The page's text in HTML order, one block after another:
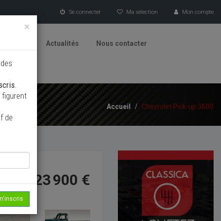
Se connecter Ma sélection Mon compte
Actualités Nous contacter
Accueil / Chevrolet Pick-up 3600
23 900 €
×
.
de